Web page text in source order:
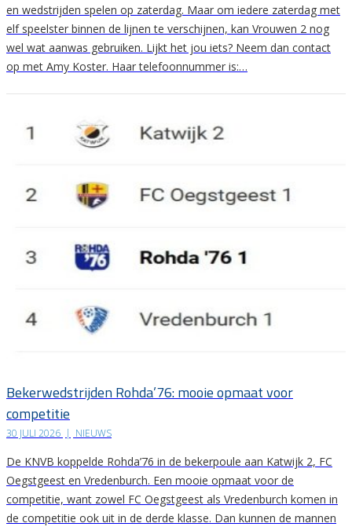
en wedstrijden spelen op zaterdag. Maar om iedere zaterdag met
elf speelster binnen de lijnen te verschijnen, kan Vrouwen 2 nog
wel wat aanwas gebruiken. Lijkt het jou iets? Neem dan contact
op met Amy Koster. Haar telefoonnummer is:…
Bekerwedstrijden Rohda’76: mooie opmaat voor
competitie
30 JULI 2026 | NIEUWS
De KNVB koppelde Rohda’76 in de bekerpoule aan Katwijk 2, FC
Oegstgeest en Vredenburch. Een mooie opmaat voor de
competitie, want zowel FC Oegstgeest als Vredenburch komen in
de competitie ook uit in de derde klasse. Dan kunnen de mannen